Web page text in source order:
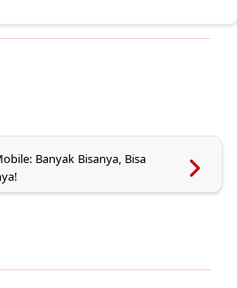
Banyak Bisanya, Bisa